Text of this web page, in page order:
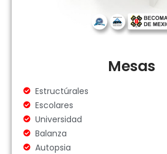
Mesas
Estructúrales
Escolares
Universidad
Balanza
Autopsia